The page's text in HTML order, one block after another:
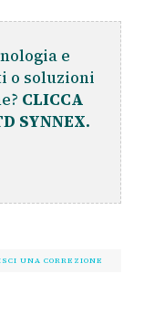
e
o soluzioni
CLICCA
SYNNEX.
UNA CORREZIONE